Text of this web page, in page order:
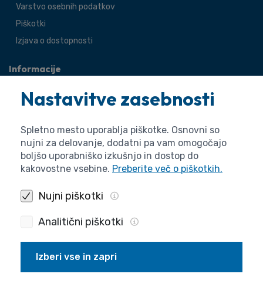
Varstvo osebnih podatkov
Piškotki
Izjava o dostopnosti
Informacije
O agenciji
Splošne zadeve
Pravne zadeve
Nastavitve zasebnosti
Spletno mesto uporablja piškotke. Osnovni so
nujni za delovanje, dodatni pa vam omogočajo
boljšo uporabniško izkušnjo in dostop do
kakovostne vsebine. Preberite več o piškotkih.
Nujni piškotki
Analitični piškotki
Izberi vse in zapri